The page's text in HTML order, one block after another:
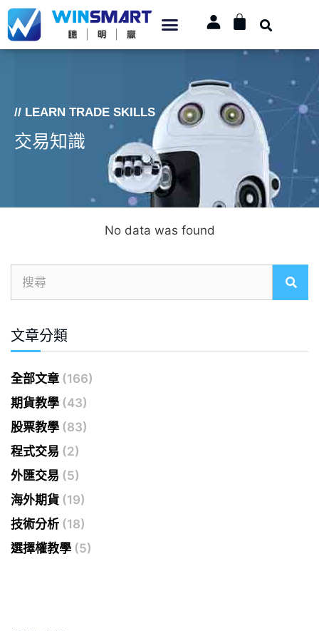
// LEARN TRADE SKILLS
交易知識
No data was found
文章分類
全部文章 (166)
期貨教學 (43)
股票教學 (83)
程式交易 (2)
外匯交易 (5)
海外期貨 (19)
技術分析 (18)
選擇權教學 (5)